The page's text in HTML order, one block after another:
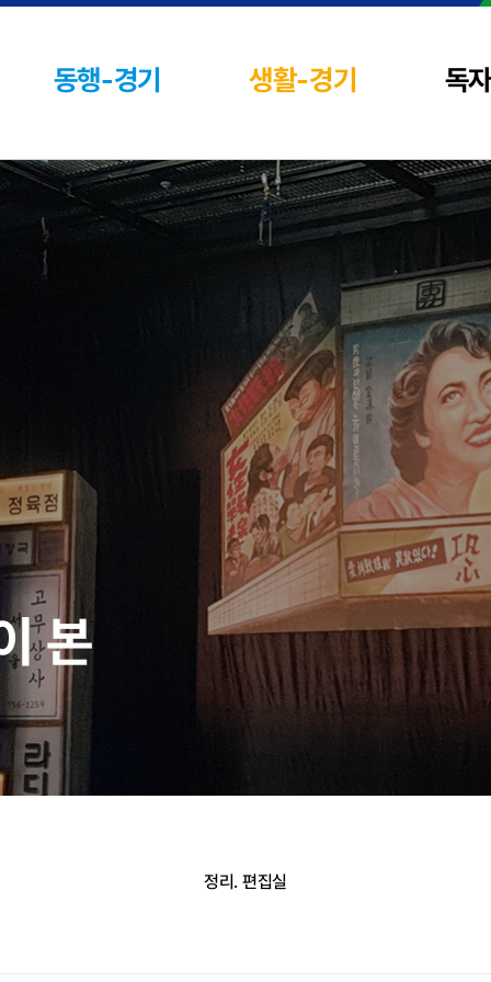
동행-경기 생활-경기 독
본
정리. 편집실